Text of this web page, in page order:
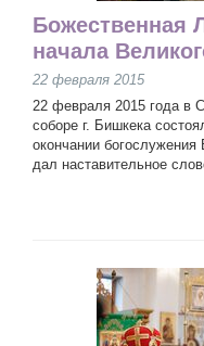
Божественная
начала
22 февраля 2015
22 февраля 2015 года в
соборе г. Бишкека
окончании
дал наставительное